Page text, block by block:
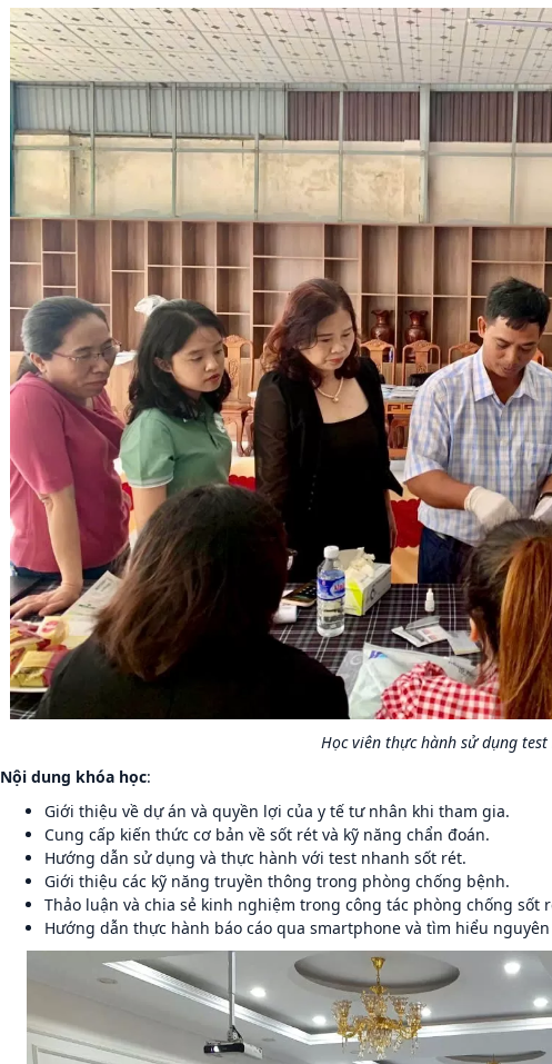
Học viên thực hành sử dụng
Nội dung khóa học:
Giới thiệu về dự án và quyền lợi của y tế tư nhân khi tham gia.
Cung cấp kiến thức cơ bản về sốt rét và kỹ năng chẩn đoán.
Hướng dẫn sử dụng và thực hành với test nhanh sốt rét.
Giới thiệu các kỹ năng truyền thông trong phòng chống bệnh.
Thảo luận và chia sẻ kinh nghiệm trong công tác phòng chống sốt
Hướng dẫn thực hành báo cáo qua smartphone và tìm hiểu